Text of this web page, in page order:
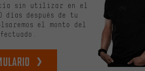
sin utilizar en el
días después de tu
el monto del